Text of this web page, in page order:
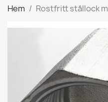
Hem Rostfritt stållock